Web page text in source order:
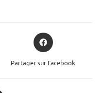
Partager sur Facebook